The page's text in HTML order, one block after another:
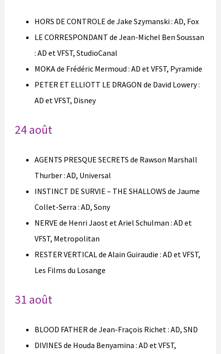
HORS DE CONTROLE de Jake Szymanski : AD, Fox
LE CORRESPONDANT de Jean-Michel Ben Soussan
: AD et VFST, StudioCanal
MOKA de Frédéric Mermoud : AD et VFST, Pyramide
PETER ET ELLIOTT LE DRAGON de David Lowery :
AD et VFST, Disney
24 août
AGENTS PRESQUE SECRETS de Rawson Marshall
Thurber : AD, Universal
INSTINCT DE SURVIE – THE SHALLOWS de Jaume
Collet-Serra : AD, Sony
NERVE de Henri Jaost et Ariel Schulman : AD et
VFST, Metropolitan
RESTER VERTICAL de Alain Guiraudie : AD et VFST,
Les Films du Losange
31 août
BLOOD FATHER de Jean-Fraçois Richet : AD, SND
DIVINES de Houda Benyamina : AD et VFST,